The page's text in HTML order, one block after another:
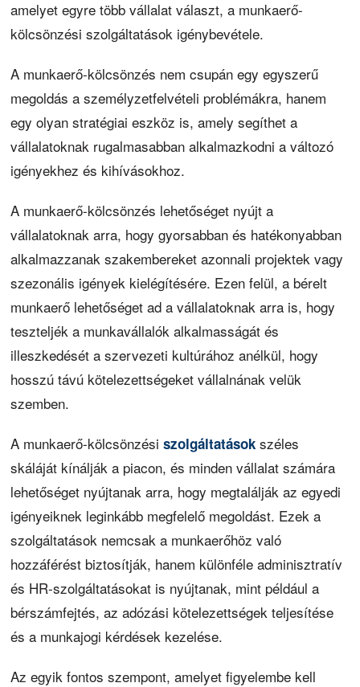
amelyet egyre több vállalat választ, a munkaerő-
kölcsönzési szolgáltatások igénybevétele.
A munkaerő-kölcsönzés nem csupán egy egyszerű
megoldás a személyzetfelvételi problémákra, hanem
egy olyan stratégiai eszköz is, amely segíthet a
vállalatoknak rugalmasabban alkalmazkodni a változó
igényekhez és kihívásokhoz.
A munkaerő-kölcsönzés lehetőséget nyújt a
vállalatoknak arra, hogy gyorsabban és hatékonyabban
alkalmazzanak szakembereket azonnali projektek vagy
szezonális igények kielégítésére. Ezen felül, a bérelt
munkaerő lehetőséget ad a vállalatoknak arra is, hogy
teszteljék a munkavállalók alkalmasságát és
illeszkedését a szervezeti kultúrához anélkül, hogy
hosszú távú kötelezettségeket vállalnának velük
szemben.
A munkaerő-kölcsönzésiszolgáltatások széles
skáláját kínálják a piacon, és minden vállalat számára
lehetőséget nyújtanak arra, hogy megtalálják az egyedi
igényeiknek leginkább megfelelő megoldást. Ezek a
szolgáltatások nemcsak a munkaerőhöz való
hozzáférést biztosítják, hanem különféle adminisztratív
és HR-szolgáltatásokat is nyújtanak, mint például a
bérszámfejtés, az adózási kötelezettségek teljesítése
és a munkajogi kérdések kezelése.
Az egyik fontos szempont, amelyet figyelembe kell